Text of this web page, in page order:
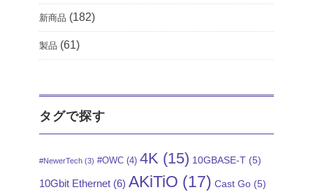
新商品 (182)
製品 (61)
タグで探す
#NewerTech (3) #OWC (4) 4K (15) 10GBASE-T (5)
10Gbit Ethernet (6) AKiTiO (17) Cast Go (5)